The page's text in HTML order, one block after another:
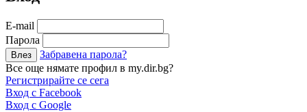
Е-mail
Парола
Забравена парола?
Все още нямате профил в my.dir.bg?
Регистрирайте се сега
Вход с Facebook
Вход с Google